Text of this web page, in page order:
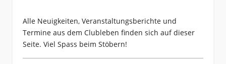
Alle Neuigkeiten, Veranstaltungsberichte und
Termine aus dem Clubleben finden sich auf dieser
Seite. Viel Spass beim Stöbern!